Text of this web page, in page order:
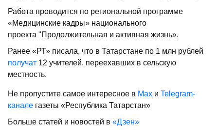
Работа проводится по региональной программе
«Медицинские кадры» национального
проекта "Продолжительная и активная жизнь».
Ранее «РТ» писала, что в Татарстане по 1 млн рублей
получат 12 учителей, переехавших в сельскую
местность.
Не пропустите самое интересное в Max и Telegram-
канале газеты «Республика Татарстан»
Больше статей и новостей в «Дзен»